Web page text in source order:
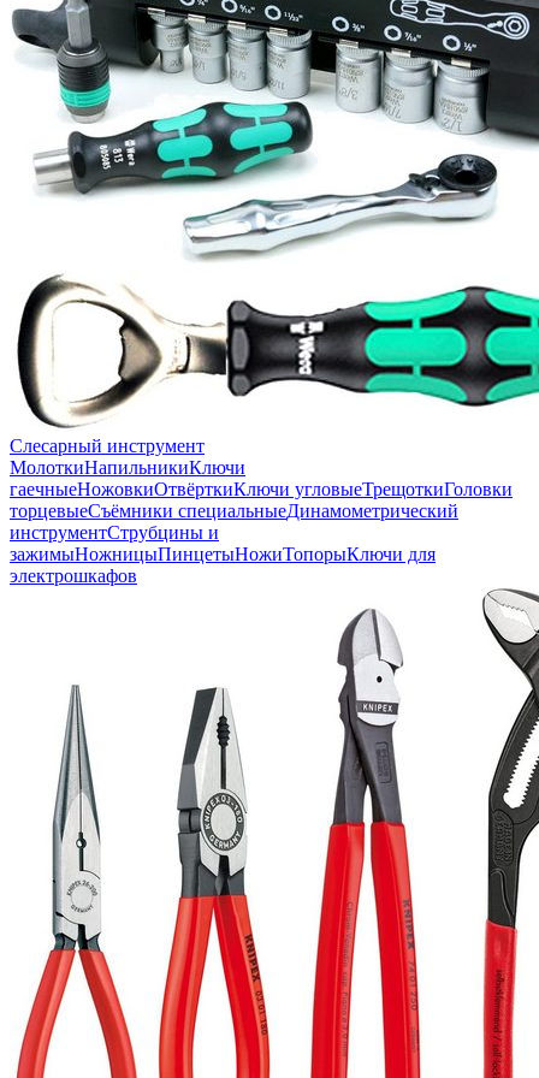
Слесарный инструмент
МолоткиНапильникиКлючи
гаечныеНожовкиОтвёрткиКлючи угловыеТрещоткиГоловки
торцевыеСъёмники специальныеДинамометрический
инструментСтрубцины и
зажимыНожницыПинцетыНожиТопорыКлючи для
электрошкафов